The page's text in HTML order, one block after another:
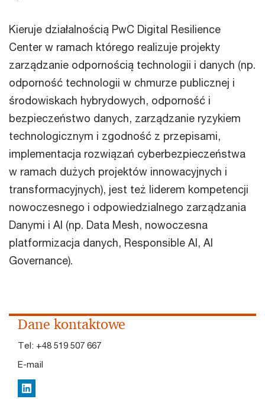
Kieruje działalnością PwC Digital Resilience
Center w ramach którego realizuje projekty
zarządzanie odpornością technologii i danych (np.
odporność technologii w chmurze publicznej i
środowiskach hybrydowych, odporność i
bezpieczeństwo danych, zarządzanie ryzykiem
technologicznym i zgodność z przepisami,
implementacja rozwiązań cyberbezpieczeństwa
w ramach dużych projektów innowacyjnych i
transformacyjnych), jest też liderem kompetencji
nowoczesnego i odpowiedzialnego zarządzania
Danymi i AI (np. Data Mesh, nowoczesna
platformizacja danych, Responsible AI, AI
Governance).
Dane kontaktowe
Tel: +48 519 507 667
E-mail
LinkedIn